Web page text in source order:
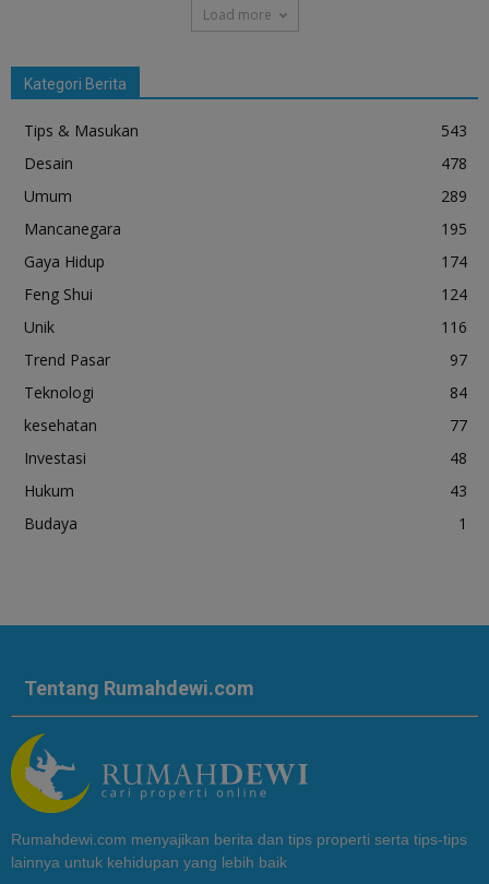
Load more
Kategori Berita
Tips & Masukan
543
Desain
478
Umum
289
Mancanegara
195
Gaya Hidup
174
Feng Shui
124
Unik
116
Trend Pasar
97
Teknologi
84
kesehatan
77
Investasi
48
Hukum
43
Budaya
1
Tentang Rumahdewi.com
Rumahdewi.com menyajikan berita dan tips properti serta tips-tips
lainnya untuk kehidupan yang lebih baik